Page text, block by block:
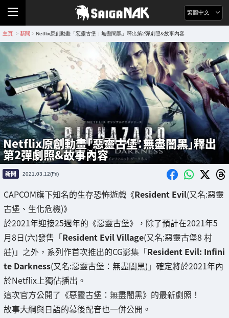
繁體中文
主頁 > 新聞 > Netflix原創動畫「惡靈古堡：無盡闇黑」釋出第2彈劇照&故事內容
Netflix原創動畫「惡靈古堡：無盡闇黑」釋出
第2彈劇照&故事內容
新聞 2021.03.12(Fri)
CAPCOM旗下知名的生存恐怖遊戲《Resident Evil(又名:惡靈
古堡、生化危機)》
於2021年迎接25週年的《惡靈古堡》，除了預計在2021年5
月8日(六)發售「Resident Evil Village(又名:惡靈古堡8 村
莊)」之外，系列作首次推出的CG影集「Resident Evil: Infini
te Darkness(又名:惡靈古堡：無盡闇黑)」確定將於2021年內
於Netflix上獨佔播出。
這次官方公開了《惡靈古堡：無盡闇黑》的最新劇照！
故事大綱與日語的幕後配音也一併公開。